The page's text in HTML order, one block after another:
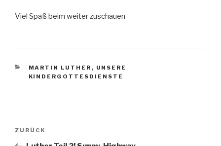
Viel Spaß beim weiter zuschauen
KATEGORIEN
MARTIN LUTHER , UNSERE
KINDERGOTTESDIENSTE
Beitragsnavigation
Vorheriger
Beitrag
ZURÜCK